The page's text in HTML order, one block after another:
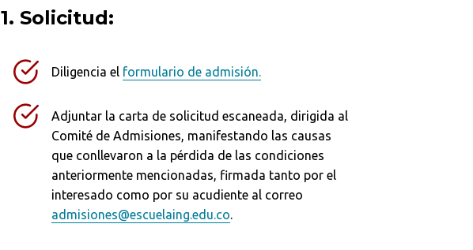
1. Solicitud:
Diligencia el formulario de admisión.
Adjuntar la carta de solicitud escaneada, dirigida al
Comité de Admisiones, manifestando las causas
que conllevaron a la pérdida de las condiciones
anteriormente mencionadas, firmada tanto por el
interesado como por su acudiente al correo
admisiones@escuelaing.edu.co.